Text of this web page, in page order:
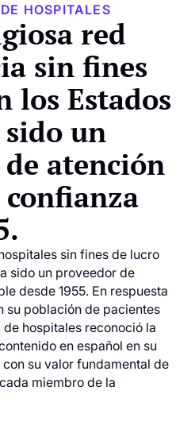
HOSPITALES
red
sin fines
los Estados
un
atención
sin fines de lucro
sido un proveedor de
desde 1955. En respuesta
su población de pacientes
hospitales reconoció la
en español en su
su valor fundamental de
miembro de la